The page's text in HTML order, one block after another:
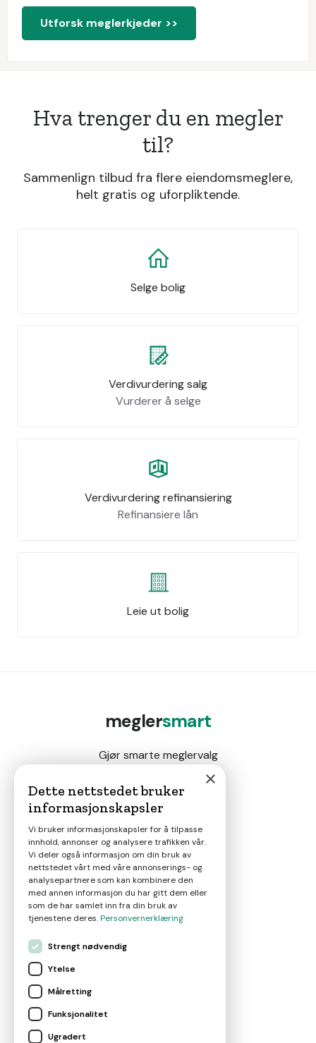
Utforsk meglerkjeder >>
Hva trenger du en megler
til?
Sammenlign tilbud fra flere eiendomsmeglere,
helt gratis og uforpliktende.
Selge bolig
Verdivurdering salg
Vurderer å selge
Verdivurdering refinansiering
Refinansiere lån
Leie ut bolig
meglersmart
Gjør smarte meglervalg
Magasin
Nyheter
Om oss
×
Dette nettstedet bruker
informasjonskapsler
Vi bruker informasjonskapsler for å tilpasse
innhold, annonser og analysere trafikken vår.
Vi deler også informasjon om din bruk av
nettstedet vårt med våre annonserings- og
analysepartnere som kan kombinere den
med annen informasjon du har gitt dem eller
som de har samlet inn fra din bruk av
tjenestene deres.Personvernerklæring
Strengt nødvendig
Ytelse
Målretting
Funksjonalitet
Ugradert